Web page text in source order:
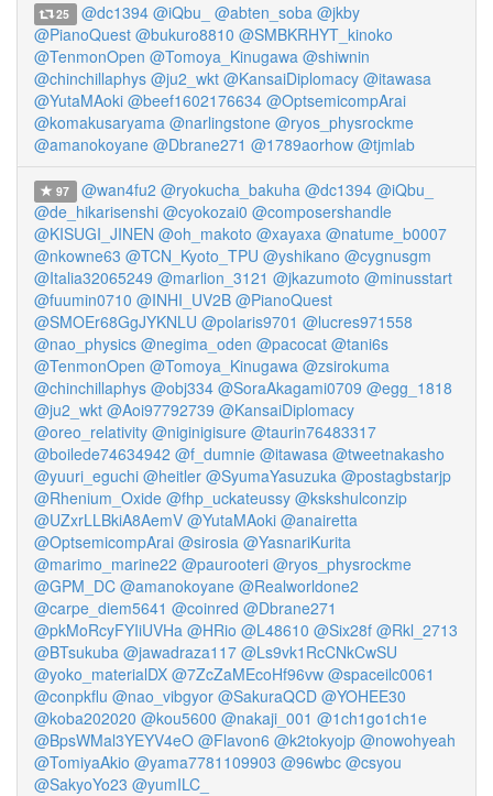
25 @dc1394 @iQbu_ @abten_soba @jkby
@PianoQuest @bukuro8810 @SMBKRHYT_kinoko
@TenmonOpen @Tomoya_Kinugawa @shiwnin
@chinchillaphys @ju2_wkt @KansaiDiplomacy @itawasa
@YutaMAoki @beef1602176634 @OptsemicompArai
@komakusaryama @narlingstone @ryos_physrockme
@amanokoyane @Dbrane271 @1789aorhow @tjmlab
97 @wan4fu2 @ryokucha_bakuha @dc1394 @iQbu_
@de_hikarisenshi @cyokozai0 @composershandle
@KISUGI_JINEN @oh_makoto @xayaxa @natume_b0007
@nkowne63 @TCN_Kyoto_TPU @yshikano @cygnusgm
@Italia32065249 @marlion_3121 @jkazumoto @minusstart
@fuumin0710 @INHI_UV2B @PianoQuest
@SMOEr68GgJYKNLU @polaris9701 @lucres971558
@nao_physics @negima_oden @pacocat @tani6s
@TenmonOpen @Tomoya_Kinugawa @zsirokuma
@chinchillaphys @obj334 @SoraAkagami0709 @egg_1818
@ju2_wkt @Aoi97792739 @KansaiDiplomacy
@oreo_relativity @niginigisure @taurin76483317
@boilede74634942 @f_dumnie @itawasa @tweetnakasho
@yuuri_eguchi @heitler @SyumaYasuzuka @postagbstarjp
@Rhenium_Oxide @fhp_uckateussy @kskshulconzip
@UZxrLLBkiA8AemV @YutaMAoki @anairetta
@OptsemicompArai @sirosia @YasnariKurita
@marimo_marine22 @paurooteri @ryos_physrockme
@GPM_DC @amanokoyane @Realworldone2
@carpe_diem5641 @coinred @Dbrane271
@pkMoRcyFYIiUVHa @HRio @L48610 @Six28f @Rkl_2713
@BTsukuba @jawadraza117 @Ls9vk1RcCNkCwSU
@yoko_materialDX @7ZcZaMEcoHf96vw @spaceilc0061
@conpkflu @nao_vibgyor @SakuraQCD @YOHEE30
@koba202020 @kou5600 @nakaji_001 @1ch1go1ch1e
@BpsWMal3YEYV4eO @Flavon6 @k2tokyojp @nowohyeah
@TomiyaAkio @yama7781109903 @96wbc @csyou
@SakyoYo23 @yumILC_